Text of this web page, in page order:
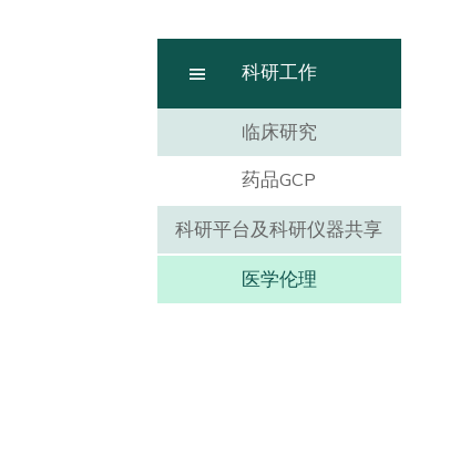
科研工作
临床研究
药品GCP
科研平台及科研仪器共享
医学伦理